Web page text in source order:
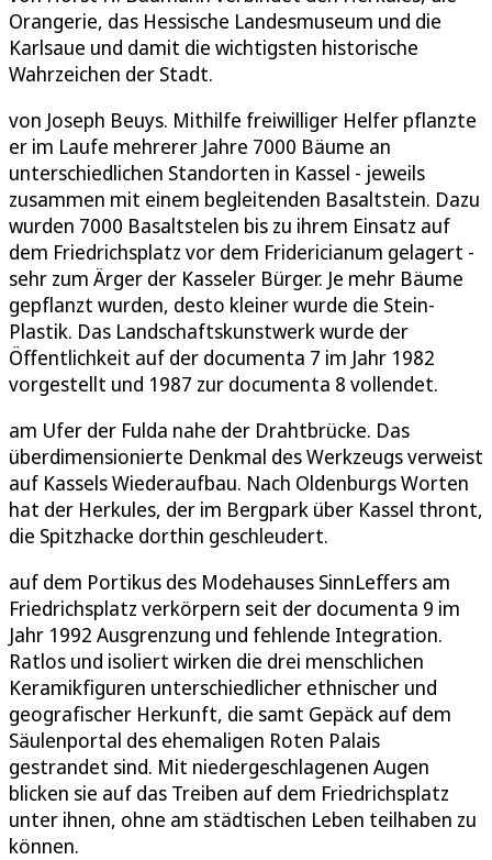
Orangerie, das Hessische Landesmuseum und die
Karlsaue und damit die wichtigsten historische
Wahrzeichen der Stadt.
von Joseph Beuys. Mithilfe freiwilliger Helfer pflanzte
er im Laufe mehrerer Jahre 7000 Bäume an
unterschiedlichen Standorten in Kassel - jeweils
zusammen mit einem begleitenden Basaltstein. Dazu
wurden 7000 Basaltstelen bis zu ihrem Einsatz auf
dem Friedrichsplatz vor dem Fridericianum gelagert -
sehr zum Ärger der Kasseler Bürger. Je mehr Bäume
gepflanzt wurden, desto kleiner wurde die Stein-
Plastik. Das Landschaftskunstwerk wurde der
Öffentlichkeit auf der documenta 7 im Jahr 1982
vorgestellt und 1987 zur documenta 8 vollendet.
am Ufer der Fulda nahe der Drahtbrücke. Das
überdimensionierte Denkmal des Werkzeugs verweist
auf Kassels Wiederaufbau. Nach Oldenburgs Worten
hat der Herkules, der im Bergpark über Kassel thront,
die Spitzhacke dorthin geschleudert.
auf dem Portikus des Modehauses SinnLeffers am
Friedrichsplatz verkörpern seit der documenta 9 im
Jahr 1992 Ausgrenzung und fehlende Integration.
Ratlos und isoliert wirken die drei menschlichen
Keramikfiguren unterschiedlicher ethnischer und
geografischer Herkunft, die samt Gepäck auf dem
Säulenportal des ehemaligen Roten Palais
gestrandet sind. Mit niedergeschlagenen Augen
blicken sie auf das Treiben auf dem Friedrichsplatz
unter ihnen, ohne am städtischen Leben teilhaben zu
können.